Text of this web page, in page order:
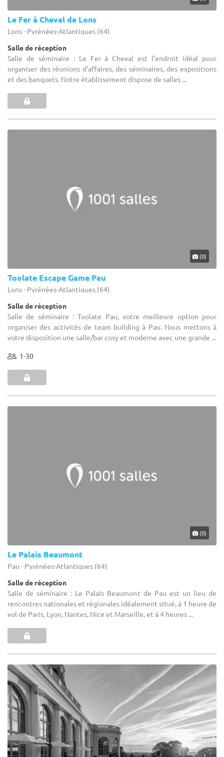
Le Fer à Cheval de Lons
Lons - Pyrénées-Atlantiques (64)
Salle de réception
Salle de séminaire : Le Fer à Cheval est l'endroit idéal pour
organiser des réunions d'affaires, des séminaires, des expositions
et des banquets. Notre établissement dispose de salles ...
(0)
Toolate Escape Game Pau
Lons - Pyrénées-Atlantiques (64)
Salle de réception
Salle de séminaire : Toolate Pau, votre meilleure option pour
organiser des activités de team building à Pau. Nous mettons à
votre disposition une salle/bar cosy et moderne avec une grande ...
1-30
(0)
Le Palais Beaumont
Pau - Pyrénées-Atlantiques (64)
Salle de réception
Salle de séminaire : Le Palais Beaumont de Pau est un lieu de
rencontres nationales et régionales idéalement situé, à 1 heure de
vol de Paris, Lyon, Nantes, Nice et Marseille, et à 4 heures ...